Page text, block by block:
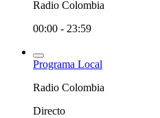
Radio Colombia
00:00 - 23:59
Programa Local
Radio Colombia
Directo